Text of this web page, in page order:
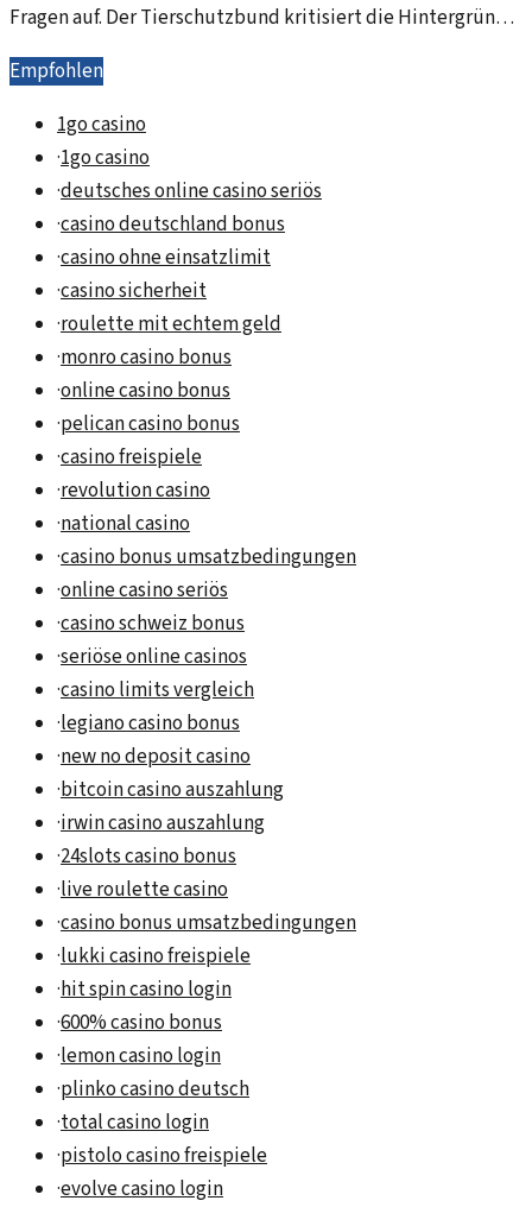
Fragen auf. Der Tierschutzbund kritisiert die Hintergründe
der Tierversuche und fordert ein Umdenken.
Empfohlen
1go casino
·1go casino
·deutsches online casino seriös
·casino deutschland bonus
·casino ohne einsatzlimit
·casino sicherheit
·roulette mit echtem geld
·monro casino bonus
·online casino bonus
·pelican casino bonus
·casino freispiele
·revolution casino
·national casino
·casino bonus umsatzbedingungen
·online casino seriös
·casino schweiz bonus
·seriöse online casinos
·casino limits vergleich
·legiano casino bonus
·new no deposit casino
·bitcoin casino auszahlung
·irwin casino auszahlung
·24slots casino bonus
·live roulette casino
·casino bonus umsatzbedingungen
·lukki casino freispiele
·hit spin casino login
·600% casino bonus
·lemon casino login
·plinko casino deutsch
·total casino login
·pistolo casino freispiele
·evolve casino login